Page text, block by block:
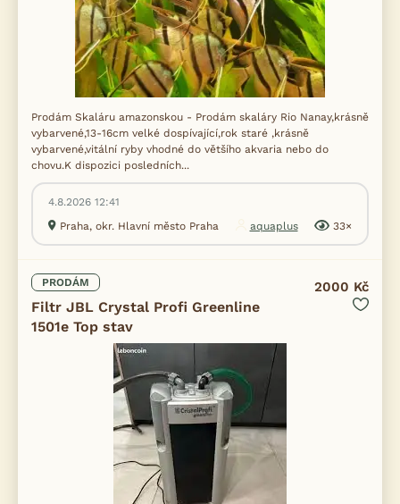
Prodám Skaláru amazonskou - Prodám skaláry Rio Nanay,krásně
vybarvené,13-16cm velké dospívající,rok staré ,krásně
vybarvené,vitální ryby vhodné do většího akvaria nebo do
chovu.K dispozici posledních...
4.8.2026 12:41
Praha, okr. Hlavní město Praha
aquaplus 33×
PRODÁM
Filtr JBL Crystal Profi Greenline
1501e Top stav
2000 Kč